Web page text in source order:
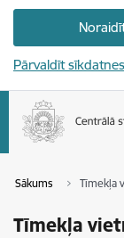
Pārvaldīt sīkdatnes
Sākums Tīmekļa
Tīmekļa